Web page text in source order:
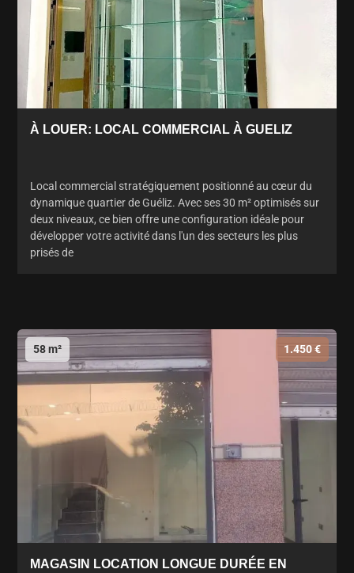
À LOUER: LOCAL COMMERCIAL À GUELIZ
Local commercial stratégiquement positionné au cœur du
dynamique quartier de Guéliz. Avec ses 30 m² optimisés sur
deux niveaux, ce bien offre une configuration idéale pour
développer votre activité dans l'un des secteurs les plus
prisés de
58 m² 1.450 €
MAGASIN LOCATION LONGUE DURÉE EN